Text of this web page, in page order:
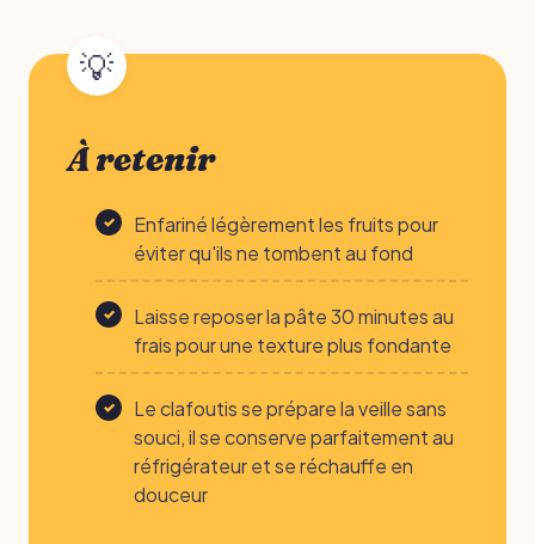
À retenir
Enfariné légèrement les fruits pour
éviter qu'ils ne tombent au fond
Laisse reposer la pâte 30 minutes au
frais pour une texture plus fondante
Le clafoutis se prépare la veille sans
souci, il se conserve parfaitement au
réfrigérateur et se réchauffe en
douceur